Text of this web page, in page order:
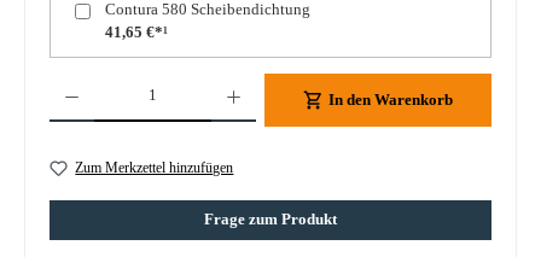
Contura 580 Scheibendichtung
41,65 €*¹
In den Warenkorb
Zum Merkzettel hinzufügen
Frage zum Produkt